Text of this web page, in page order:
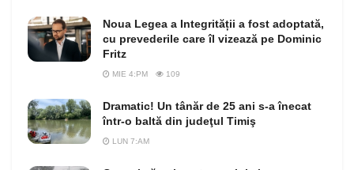
Noua Legea a Integrității a fost adoptată,
cu prevederile care îl vizează pe Dominic
Fritz
MIE 4:PM 109
Dramatic! Un tânăr de 25 ani s-a înecat
într-o baltă din judeţul Timiş
LUN 7:AM